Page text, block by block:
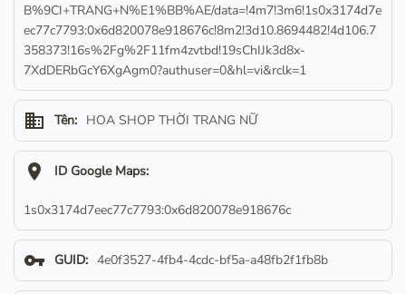
B%9CI+TRANG+N%E1%BB%AE/data=!4m7!3m6!1s0x3174d7e
ec77c7793:0x6d820078e918676c!8m2!3d10.8694482!4d106.7
358373!16s%2Fg%2F11fm4zvtbd!19sChIJk3d8x-
7XdDERbGcY6XgAgm0?authuser=0&hl=vi&rclk=1
business Tên: HOA SHOP THỜI TRANG NỮ
location_on ID Google Maps:
1s0x3174d7eec77c7793:0x6d820078e918676c
vpn_key GUID: 4e0f3527-4fb4-4cdc-bf5a-a48fb2f1fb8b